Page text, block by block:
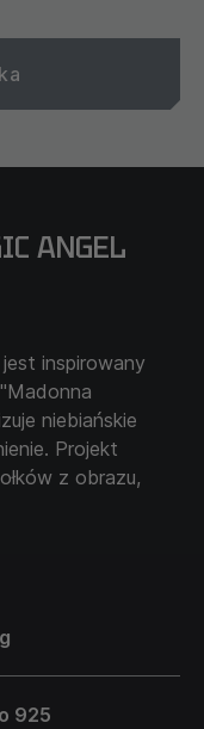
ANGEL
inspirowany
niebiańskie
Projekt
z obrazu,
a światem
możemy czerpać
wiary i harmonii,
spokój i
925